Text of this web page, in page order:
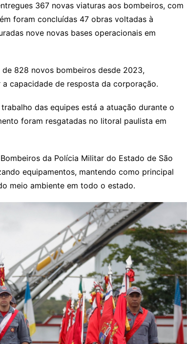
367 novas viaturas aos bombeiros, com
foram concluídas 47 obras voltadas à
nove novas bases operacionais em
828 novos bombeiros desde 2023,
capacidade de resposta da corporação.
das equipes está a atuação durante o
foram resgatadas no litoral paulista em
da Polícia Militar do Estado de São
equipamentos, mantendo como principal
meio ambiente em todo o estado.